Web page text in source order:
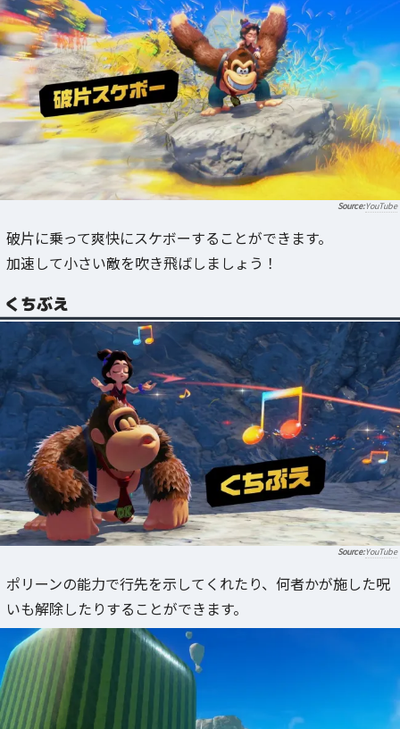
YouTube
破片に乗って爽快にスケボーすることができます。
加速して小さい敵を吹き飛ばしましょう！
くちぶえ
YouTube
ポリーンの能力で行先を示してくれたり、何者かが施した呪
いも解除したりすることができます。